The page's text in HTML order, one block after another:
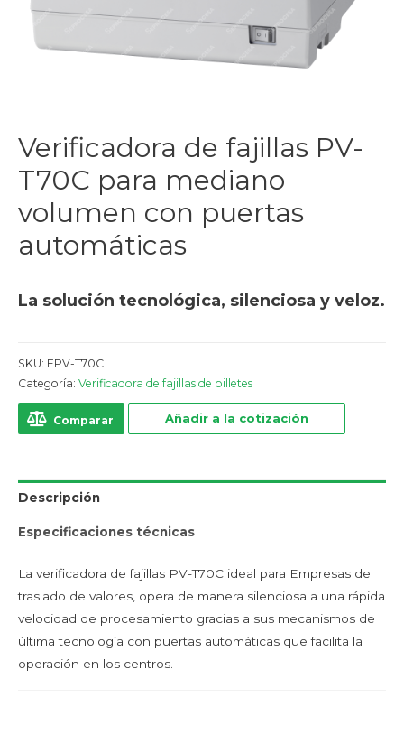
Verificadora de fajillas PV-
T70C para mediano
volumen con puertas
automáticas
La solución tecnológica, silenciosa y veloz.
SKU: EPV-T70C
Categoría: Verificadora de fajillas de billetes
Comparar Añadir a la cotización
Descripción
Especificaciones técnicas
La verificadora de fajillas PV-T70C ideal para Empresas de
traslado de valores, opera de manera silenciosa a una rápida
velocidad de procesamiento gracias a sus mecanismos de
última tecnología con puertas automáticas que facilita la
operación en los centros.